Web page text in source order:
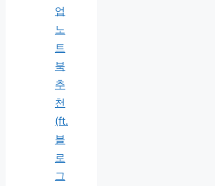
업
노
트
북
추
천
(ft.
블
로
그